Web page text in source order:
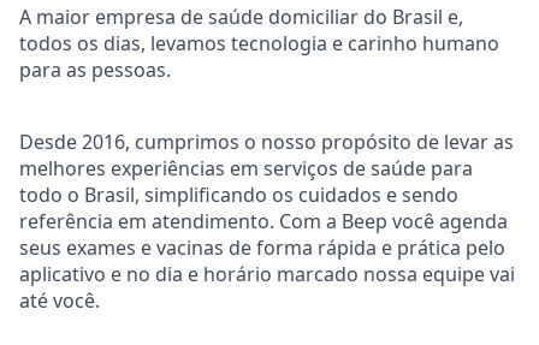
A maior empresa de saúde domiciliar do Brasil e,
todos os dias, levamos tecnologia e carinho humano
para as pessoas.
Desde 2016, cumprimos o nosso propósito de levar as
melhores experiências em serviços de saúde para
todo o Brasil, simplificando os cuidados e sendo
referência em atendimento. Com a Beep você agenda
seus exames e vacinas de forma rápida e prática pelo
aplicativo e no dia e horário marcado nossa equipe vai
até você.